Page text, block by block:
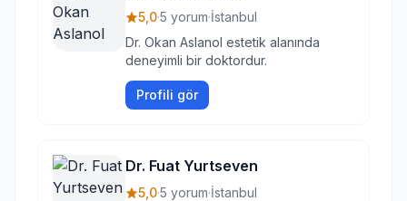
5,0·5 yorum·İstanbul
Dr. Okan Aslanol estetik alanında
deneyimli bir doktordur.
Profili gör
Dr. Fuat Yurtseven
5,0·5 yorum·İstanbul